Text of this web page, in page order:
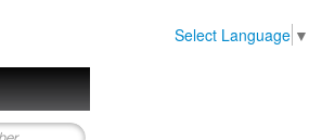
Select Language ▼